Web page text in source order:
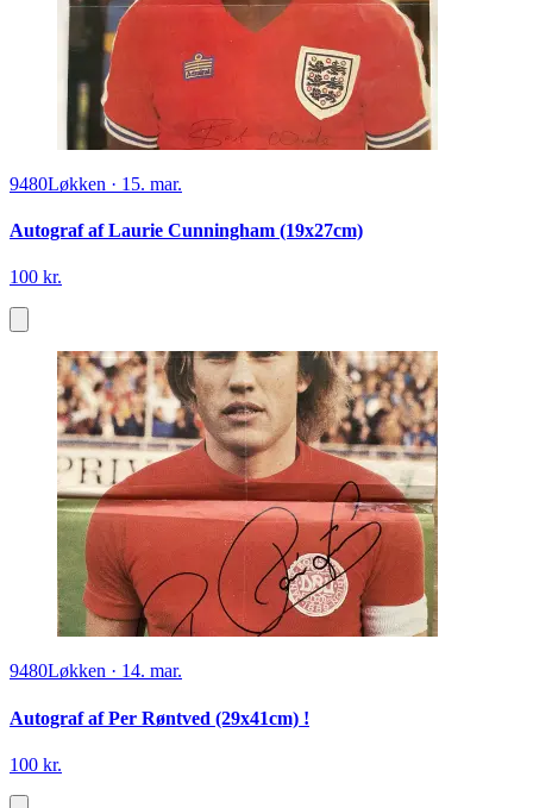
9480Løkken · 15. mar.
Autograf af Laurie Cunningham (19x27cm)
100 kr.
9480Løkken · 14. mar.
Autograf af Per Røntved (29x41cm) !
100 kr.